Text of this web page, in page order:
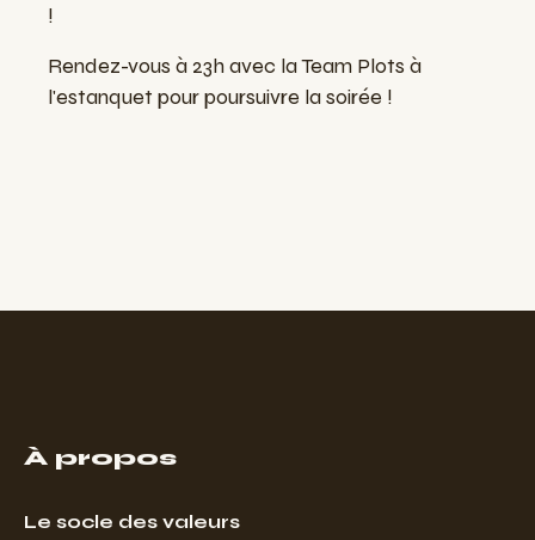
!
Rendez-vous à 23h avec la Team Plots à
l'estanquet pour poursuivre la soirée !
À propos
Le socle des valeurs